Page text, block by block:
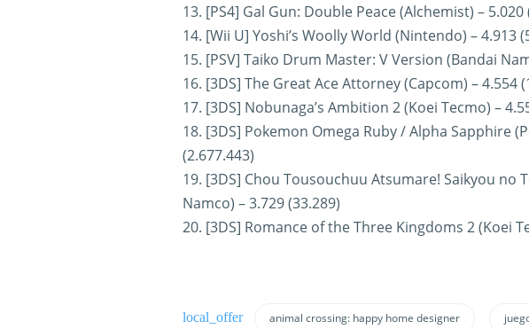
13. [PS4] Gal Gun: Double Peace (Alchemist) – 5.020
14. [Wii U] Yoshi’s Woolly World (Nintendo) – 4.913
15. [PSV] Taiko Drum Master: V Version (Bandai
16. [3DS] The Great Ace Attorney (Capcom) – 4.554
17. [3DS] Nobunaga’s Ambition 2 (Koei Tecmo) –
18. [3DS] Pokemon Omega Ruby / Alpha Sapphire
(2.677.443)
19. [3DS] Chou Tousouchuu Atsumare! Saikyou no
Namco) – 3.729 (33.289)
20. [3DS] Romance of the Three Kingdoms 2 (Koei
animal crossing: happy home designer